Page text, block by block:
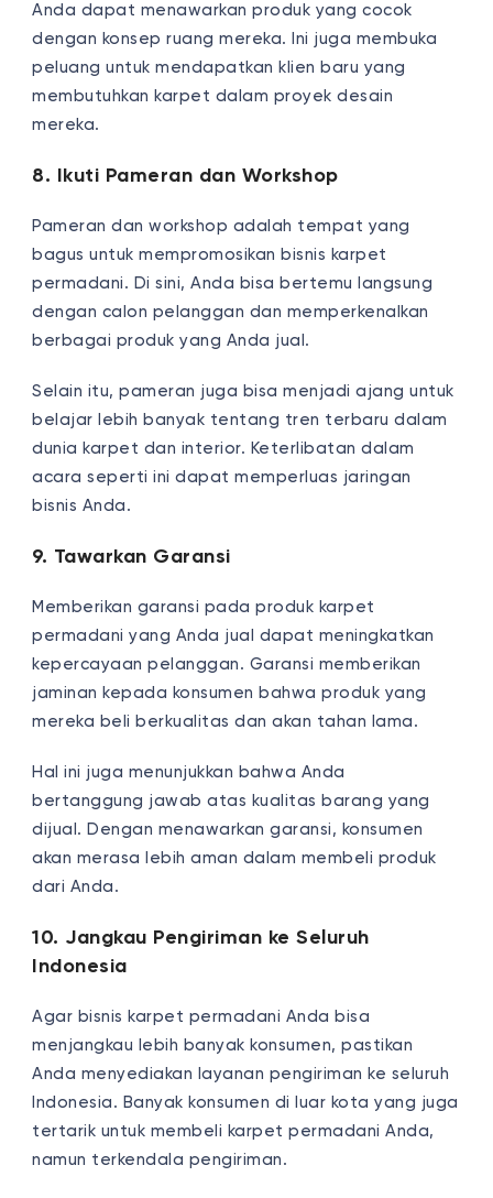
Anda dapat menawarkan produk yang cocok
dengan konsep ruang mereka. Ini juga membuka
peluang untuk mendapatkan klien baru yang
membutuhkan karpet dalam proyek desain
mereka.
8. Ikuti Pameran dan Workshop
Pameran dan workshop adalah tempat yang
bagus untuk mempromosikan bisnis karpet
permadani. Di sini, Anda bisa bertemu langsung
dengan calon pelanggan dan memperkenalkan
berbagai produk yang Anda jual.
Selain itu, pameran juga bisa menjadi ajang untuk
belajar lebih banyak tentang tren terbaru dalam
dunia karpet dan interior. Keterlibatan dalam
acara seperti ini dapat memperluas jaringan
bisnis Anda.
9. Tawarkan Garansi
Memberikan garansi pada produk karpet
permadani yang Anda jual dapat meningkatkan
kepercayaan pelanggan. Garansi memberikan
jaminan kepada konsumen bahwa produk yang
mereka beli berkualitas dan akan tahan lama.
Hal ini juga menunjukkan bahwa Anda
bertanggung jawab atas kualitas barang yang
dijual. Dengan menawarkan garansi, konsumen
akan merasa lebih aman dalam membeli produk
dari Anda.
10. Jangkau Pengiriman ke Seluruh
Indonesia
Agar bisnis karpet permadani Anda bisa
menjangkau lebih banyak konsumen, pastikan
Anda menyediakan layanan pengiriman ke seluruh
Indonesia. Banyak konsumen di luar kota yang juga
tertarik untuk membeli karpet permadani Anda,
namun terkendala pengiriman.